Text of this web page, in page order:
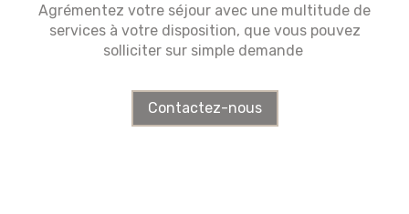
Agrémentez votre séjour avec une multitude de
services à votre disposition, que vous pouvez
solliciter sur simple demande
Contactez-nous